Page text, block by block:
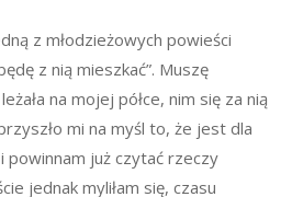
z młodzieżowych powieści
z nią mieszkać”. Muszę
na mojej półce, nim się za nią
mi na myśl to, że jest dla
powinnam już czytać rzeczy
jednak myliłam się, czasu